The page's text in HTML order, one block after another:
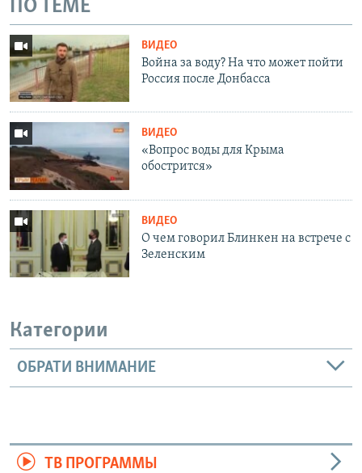
ПО ТЕМЕ
ВИДЕО
Война за воду? На что может пойти
Россия после Донбасса
ВИДЕО
«Вопрос воды для Крыма
обострится»
ВИДЕО
О чем говорил Блинкен на встрече с
Зеленским
Категории
ОБРАТИ ВНИМАНИЕ
ТВ ПРОГРАММЫ